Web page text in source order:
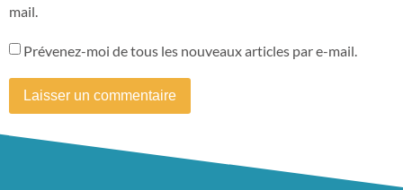
mail.
Prévenez-moi de tous les nouveaux articles par e-mail.